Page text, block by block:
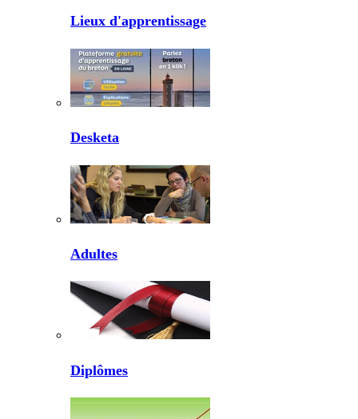
Lieux d'apprentissage
Desketa
Adultes
Diplômes